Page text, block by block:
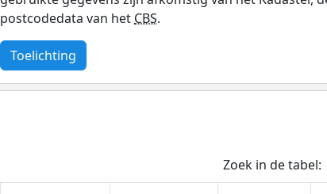
postcodedata van het CBS.
Toelichting
Zoek in de tabel: